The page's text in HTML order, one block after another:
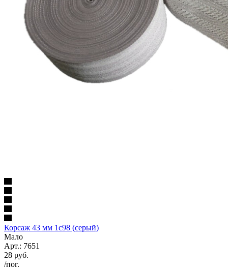
Корсаж 43 мм 1с98 (серый)
Мало
Арт.: 7651
28 руб.
/пог.